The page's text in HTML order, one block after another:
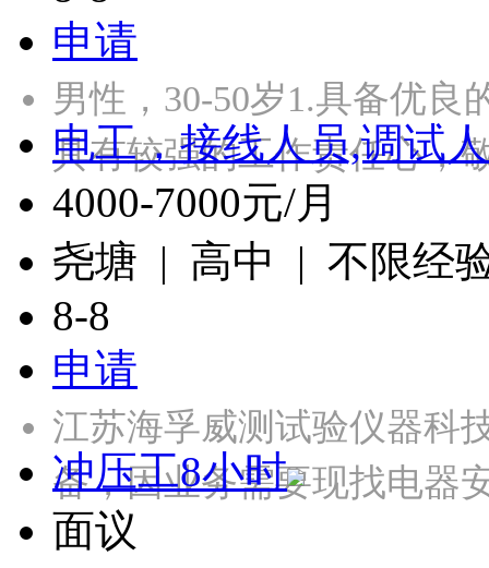
申请
男性，30-50岁1.具备优良
具有较强的工作责任心
电工，接线人员,调试
4000-7000元/月
尧塘 | 高中 | 不限经
8-8
申请
江苏海孚威测试验仪器科
备，因业务需要现找电
冲压工8小时
面议